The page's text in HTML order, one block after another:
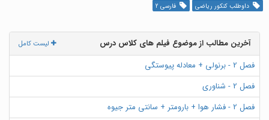
داوطلب کنکور ریاضی
فارسی 2
لیست کامل
آخرین مطالب از موضوع فیلم های کلاس درس
فصل 2 - برنولی + معادله پیوستگی
فصل 2 - شناوری
فصل 2 - فشار هوا + بارومتر + سانتی متر جیوه